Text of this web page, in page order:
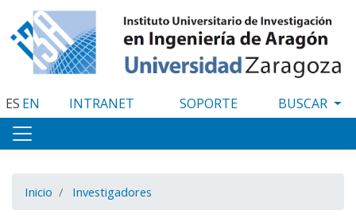
al
contenido
principal
ES EN INTRANET SOPORTE
Inicio Investigadores